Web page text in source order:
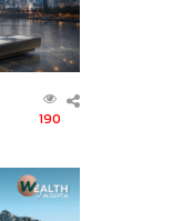
190